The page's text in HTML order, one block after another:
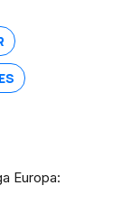
Europa: